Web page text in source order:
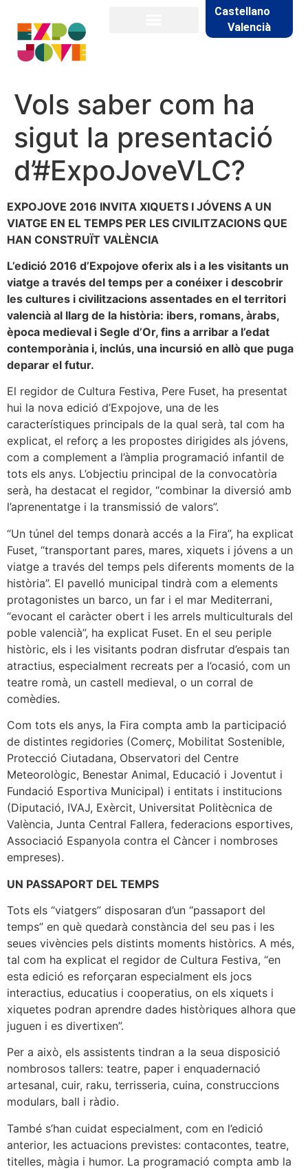
Castellano
Valencià
Vols saber com ha
sigut la presentació
d’#ExpoJoveVLC?
EXPOJOVE 2016 INVITA XIQUETS I JÓVENS A UN
VIATGE EN EL TEMPS PER LES CIVILITZACIONS QUE
HAN CONSTRUÏT VALÈNCIA
L’edició 2016 d’Expojove oferix als i a les visitants un
viatge a través del temps per a conéixer i descobrir
les cultures i civilitzacions assentades en el territori
valencià al llarg de la història: ibers, romans, àrabs,
època medieval i Segle d’Or, fins a arribar a l’edat
contemporània i, inclús, una incursió en allò que puga
deparar el futur.
El regidor de Cultura Festiva, Pere Fuset, ha presentat
hui la nova edició d’Expojove, una de les
característiques principals de la qual serà, tal com ha
explicat, el reforç a les propostes dirigides als jóvens,
com a complement a l’àmplia programació infantil de
tots els anys. L’objectiu principal de la convocatòria
serà, ha destacat el regidor, “combinar la diversió amb
l’aprenentatge i la transmissió de valors”.
“Un túnel del temps donarà accés a la Fira”, ha explicat
Fuset, “transportant pares, mares, xiquets i jóvens a un
viatge a través del temps pels diferents moments de la
història”. El pavelló municipal tindrà com a elements
protagonistes un barco, un far i el mar Mediterrani,
“evocant el caràcter obert i les arrels multiculturals del
poble valencià”, ha explicat Fuset. En el seu periple
històric, els i les visitants podran disfrutar d’espais tan
atractius, especialment recreats per a l’ocasió, com un
teatre romà, un castell medieval, o un corral de
comèdies.
Com tots els anys, la Fira compta amb la participació
de distintes regidories (Comerç, Mobilitat Sostenible,
Protecció Ciutadana, Observatori del Centre
Meteorològic, Benestar Animal, Educació i Joventut i
Fundació Esportiva Municipal) i entitats i institucions
(Diputació, IVAJ, Exèrcit, Universitat Politècnica de
València, Junta Central Fallera, federacions esportives,
Associació Espanyola contra el Càncer i nombroses
empreses).
UN PASSAPORT DEL TEMPS
Tots els “viatgers” disposaran d’un “passaport del
temps” en què quedarà constància del seu pas i les
seues vivències pels distints moments històrics. A més,
tal com ha explicat el regidor de Cultura Festiva, “en
esta edició es reforçaran especialment els jocs
interactius, educatius i cooperatius, on els xiquets i
xiquetes podran aprendre dades històriques alhora que
juguen i es divertixen”.
Per a això, els assistents tindran a la seua disposició
nombrosos tallers: teatre, paper i enquadernació
artesanal, cuir, raku, terrisseria, cuina, construccions
modulars, ball i ràdio.
També s’han cuidat especialment, com en l’edició
anterior, les actuacions previstes: contacontes, teatre,
titelles, màgia i humor. La programació compta amb la